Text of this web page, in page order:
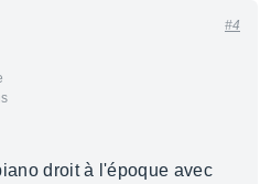
#4
droit à l'époque avec